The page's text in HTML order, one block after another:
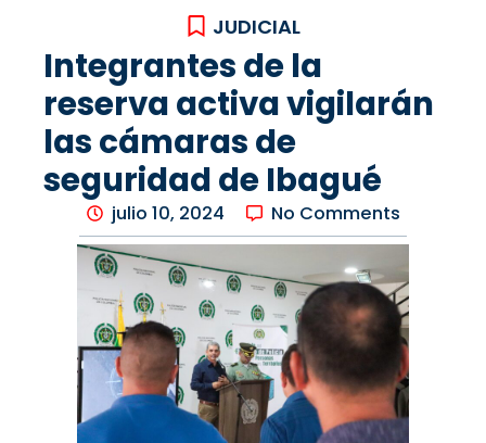
JUDICIAL
Integrantes de la
reserva activa vigilarán
las cámaras de
seguridad de Ibagué
julio 10, 2024 No Comments